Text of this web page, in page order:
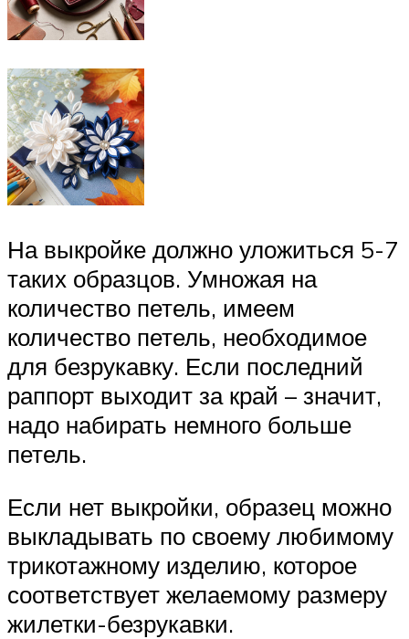
На выкройке должно уложиться 5-7
таких образцов. Умножая на
количество петель, имеем
количество петель, необходимое
для безрукавку. Если последний
раппорт выходит за край – значит,
надо набирать немного больше
петель.
Если нет выкройки, образец можно
выкладывать по своему любимому
трикотажному изделию, которое
соответствует желаемому размеру
жилетки-безрукавки.